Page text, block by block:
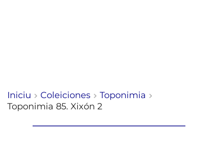
Iniciu Coleiciones
Toponimia
Toponimia 85. Xixón 2